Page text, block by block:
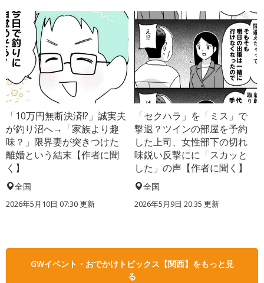
「10万円無断決済!?」誠実夫
が釣り沼へ→「家族より趣
味？」限界妻が突きつけた
離婚という結末【作者に聞
く】
全国
2026年5月10日 07:30 更新
「セクハラ」を「ミス」で
撃退？ツインの部屋を予約
した上司、女性部下の切れ
味鋭い反撃にに「スカッと
した」の声【作者に聞く】
全国
2026年5月9日 20:35 更新
GWイベント・おでかけトピックス【関西】をもっと見
る